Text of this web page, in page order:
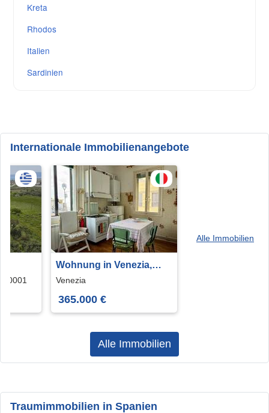
Kreta
Rhodos
Italien
Sardinien
Internationale Immobilienangebote
00001
Wohnung in Venezia,
Veneto, 99 m²
Venezia
365.000 €
Alle Immobilien
Alle Immobilien
Traumimmobilien in Spanien